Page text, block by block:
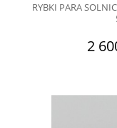
RYBKI PARA
2